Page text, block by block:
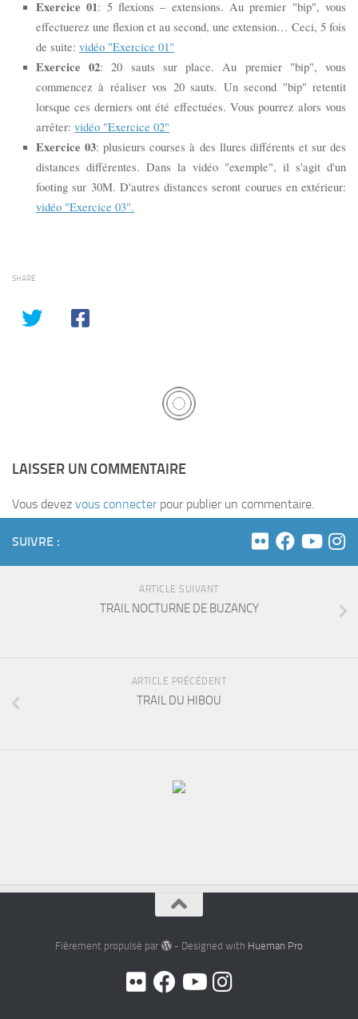
Exercice 01: 5 flexions – extensions. Au premier "bip", vous
effectuerez une flexion et au second, une extension… Ceci, 5 fois
de suite: vidéo "Exercice 01"
Exercice 02: 20 sauts sur place. Au premier "bip", vous
commencez à réaliser vos 20 sauts. Un second "bip" retentit
lorsque ces derniers ont été effectuées. Vous pourrez alors vous
arrêter: vidéo "Exercice 02"
Exercice 03: plusieurs courses à des llures différents et sur des
distances différentes. Dans la vidéo "exemple", il s'agit d'un
footing sur 30M. D'autres distances seront courues en extérieur:
vidéo "Exercice 03".
SHARE
LAISSER UN COMMENTAIRE
Vous devez vous connecterpour publier un commentaire.
SUIVRE :
ARTICLE SUIVANT
TRAIL NOCTURNE DE BUZANCY
ARTICLE PRÉCÉDENT
TRAIL DU HIBOU
Fièrement propulsé par - Designed with Hueman Pro